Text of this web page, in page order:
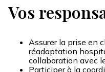
Vos
Assurer la prise en
réadaptation
collaboration avec
Participer à la